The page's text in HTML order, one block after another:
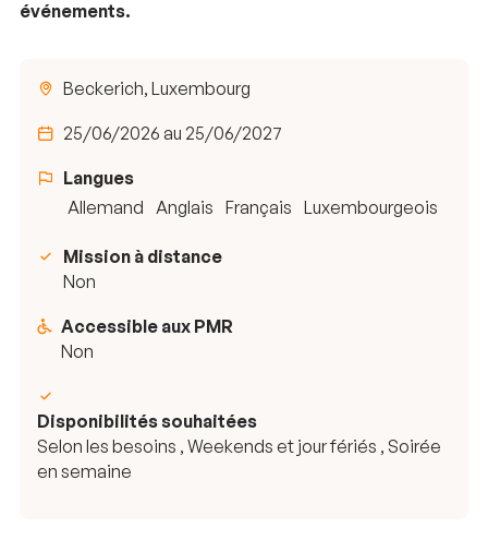
événements.
Beckerich, Luxembourg
25/06/2026 au 25/06/2027
Langues
Allemand Anglais Français Luxembourgeois
Mission à distance
Non
Accessible aux PMR
Non
Disponibilités souhaitées
Selon les besoins , Weekends et jour fériés , Soirée
en semaine